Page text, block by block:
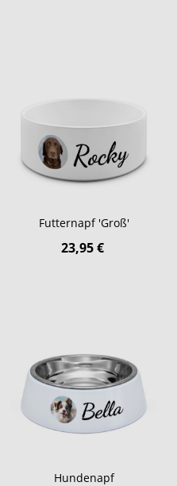
Futternapf 'Groß'
23,95 €
Hundenapf